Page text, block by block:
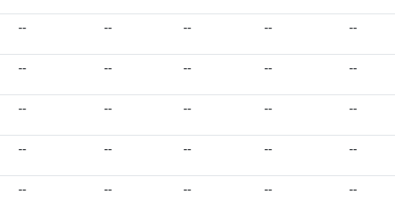
-- -- -- -- --
-- -- -- -- --
-- -- -- -- --
-- -- -- -- --
-- -- -- -- --